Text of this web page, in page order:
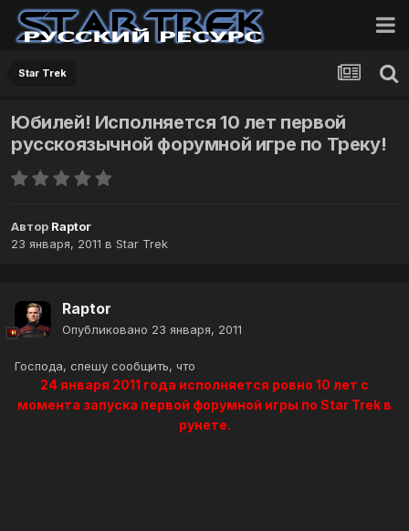
Star Trek
Юбилей! Исполняется 10 лет первой
русскоязычной форумной игре по Треку!
Автор Raptor
23 января, 2011 в Star Trek
Raptor
Опубликовано 23 января, 2011
Господа, спешу сообщить, что
24 января 2011 года исполняется ровно 10 лет с
момента запуска первой форумной игры по Star Trek в
рунете.